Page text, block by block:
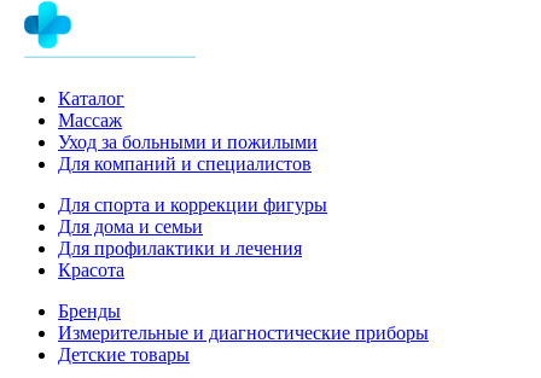
Каталог
Массаж
Уход за больными и пожилыми
Для компаний и специалистов
Для спорта и коррекции фигуры
Для дома и семьи
Для профилактики и лечения
Красота
Бренды
Измерительные и диагностические приборы
Детские товары